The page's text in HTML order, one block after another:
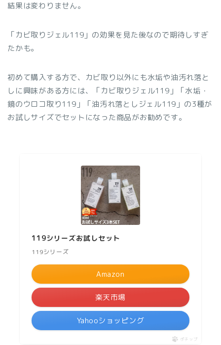
結果は変わりません。
「カビ取りジェル119」の効果を見た後なので期待しすぎ
たかも。
初めて購入する方で、カビ取り以外にも水垢や油汚れ落と
しに興味がある方には、「カビ取りジェル119」「水垢・
鏡のウロコ取り119」「油汚れ落としジェル119」の3種が
お試しサイズでセットになった商品がお勧めです。
119シリーズお試しセット
119シリーズ
Amazon
楽天市場
Yahooショッピング
ポチップ